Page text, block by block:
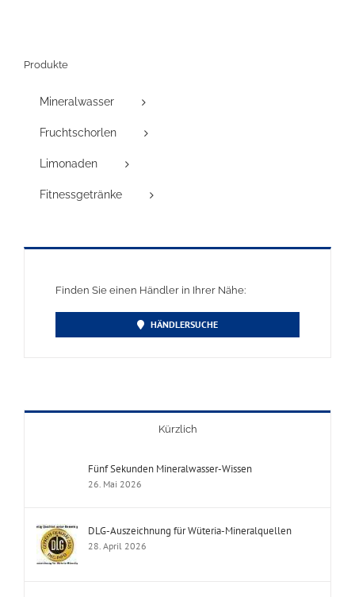
Produkte
Mineralwasser
Fruchtschorlen
Limonaden
Fitnessgetränke
Finden Sie einen Händler in Ihrer Nähe:
HÄNDLERSUCHE
Kürzlich
Fünf Sekunden Mineralwasser-Wissen
26. Mai 2026
DLG-Auszeichnung für Wüteria-Mineralquellen
28. April 2026